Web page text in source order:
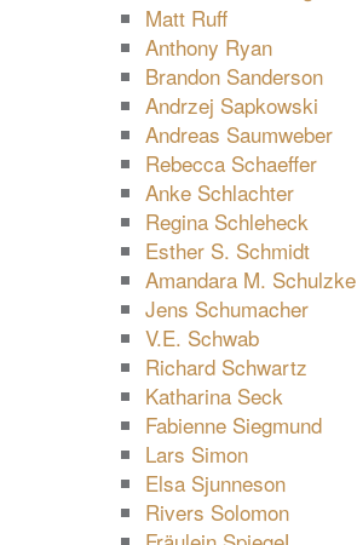
Matt Ruff
Anthony Ryan
Brandon Sanderson
Andrzej Sapkowski
Andreas Saumweber
Rebecca Schaeffer
Anke Schlachter
Regina Schleheck
Esther S. Schmidt
Amandara M. Schulzke
Jens Schumacher
V.E. Schwab
Richard Schwartz
Katharina Seck
Fabienne Siegmund
Lars Simon
Elsa Sjunneson
Rivers Solomon